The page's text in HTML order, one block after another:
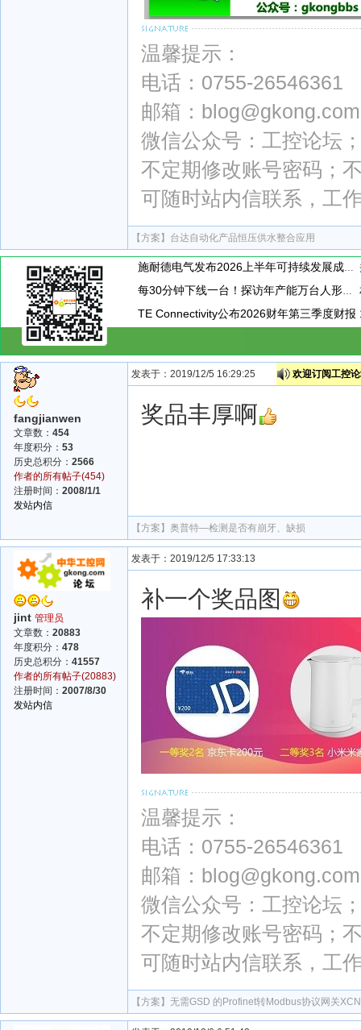
温馨提示：
电话：0755-26546361
邮箱：blog@gkong.com
微信公众号：工控论坛
不定期修改账号密码；
可随时站内信联系，工
【方案】 台达自动化产品恒压供水整合应用
施耐德电气发布2026上半年可持续发展成绩单 "Impact 2030"路线图开局稳健
每30分钟下线一台！探访年产能万台人形机器人工厂
TE Connectivity公布2026财年第三季度财报
fangjianwen
文章数： 454
年度积分： 53
历史总积分： 2566
作者的所有帖子(454)
注册时间： 2008/1/1
发站内信
发表于：2019/12/5 16:29:25 欢迎订阅工控
奖品丰厚啊
【方案】 奥普特—检测是否有崩牙、缺损
jint 管理员
文章数： 20883
年度积分： 478
历史总积分： 41557
作者的所有帖子(20883)
注册时间： 2007/8/30
发站内信
发表于：2019/12/5 17:33:13
补一个奖品图
温馨提示：
电话：0755-26546361
邮箱：blog@gkong.com
微信公众号：工控论坛
不定期修改账号密码；
可随时站内信联系，工
【方案】 无需GSD 的Profinet转Modbus协议网关